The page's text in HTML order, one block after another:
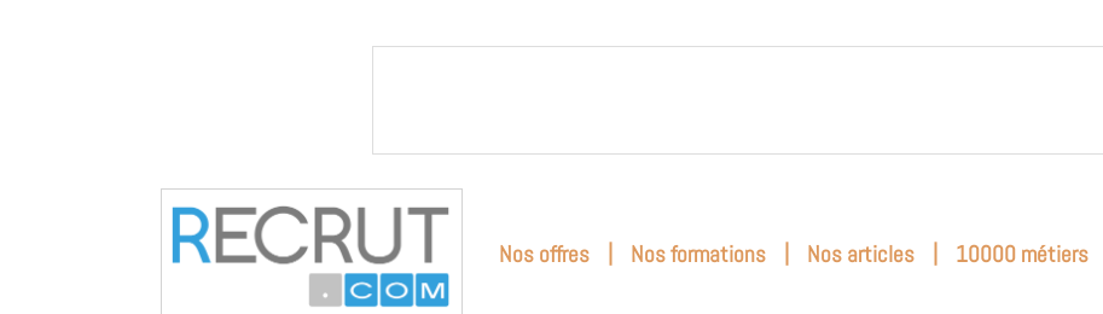
Nos offres | Nos formations | Nos articles | 10000 métiers